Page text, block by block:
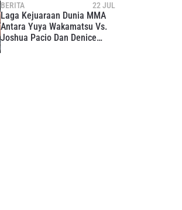
BERITA 22 JUL
Laga Kejuaraan Dunia MMA
Antara Yuya Wakamatsu Vs.
Joshua Pacio Dan Denice